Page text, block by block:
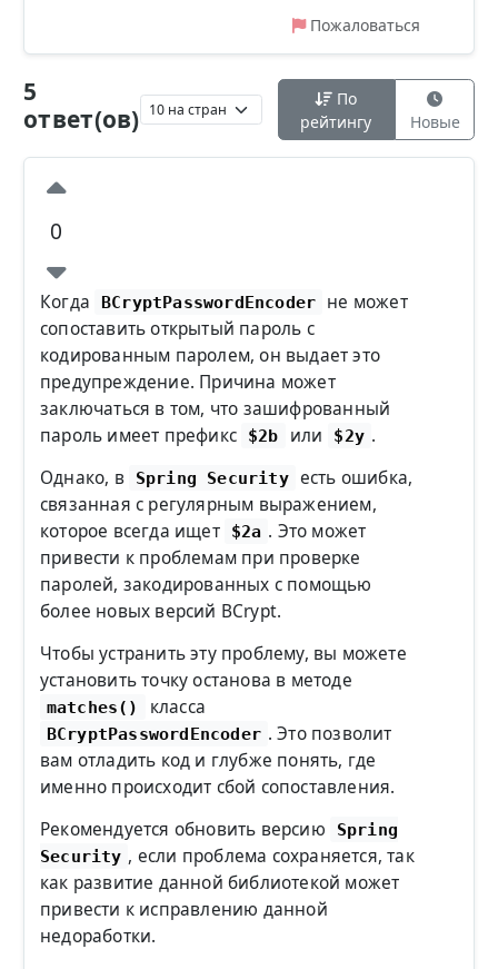
Пожаловаться
5
ответ(ов)
По
рейтингу
Новые
0
Когда BCryptPasswordEncoder
не может
сопоставить открытый пароль с
кодированным паролем, он выдает это
предупреждение. Причина может
заключаться в том, что зашифрованный
пароль имеет префикс
$2b или $2y .
Однако, в
Spring Security есть ошибка,
связанная с регулярным выражением,
которое всегда ищет
$2a . Это может
привести к проблемам при проверке
паролей, закодированных с помощью
более новых версий BCrypt.
Чтобы устранить эту проблему, вы можете
установить точку останова в методе
matches() класса
BCryptPasswordEncoder . Это позволит
вам отладить код и глубже понять, где
именно происходит сбой сопоставления.
Рекомендуется обновить версию
Spring
Security , если проблема сохраняется, так
как развитие данной библиотекой может
привести к исправлению данной
недоработки.